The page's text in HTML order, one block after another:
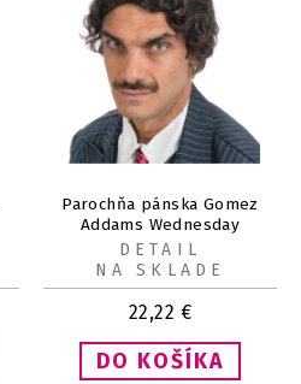
Parochňa pánska Gomez
Addams Wednesday
22,22 €
DETAIL
NA SKLADE